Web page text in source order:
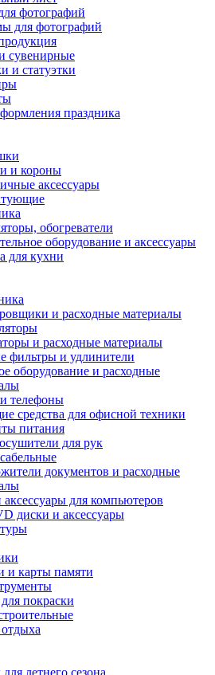
фотографий
для фотографий
сувенирные
и статуэтки
праздника
и короны
аксессуары
обогреватели
оборудование и аксессуары
для кухни
и расходные материалы
и расходные материалы
фильтры и удлинители
оборудование и расходные
телефоны
средства для офисной техники
питания
для рук
документов и расходные
для компьютеров
диски и аксессуары
и карты памяти
покраски
летнего сезона